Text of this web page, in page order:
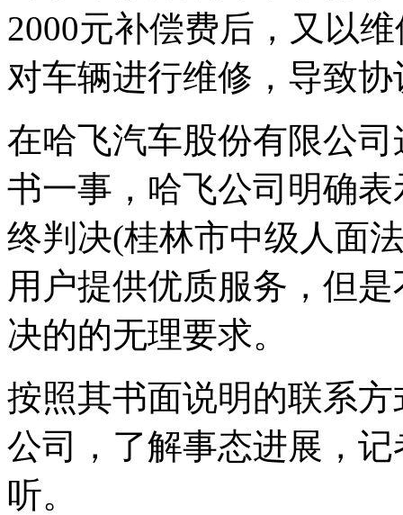
2000元补偿费后，又以
对车辆进行维修，导致
在哈飞汽车股份有限公
书一事，哈飞公司明确
终判决(桂林市中级人面
用户提供优质服务，但
决的的无理要求。
按照其书面说明的联系
公司，了解事态进展，
听。